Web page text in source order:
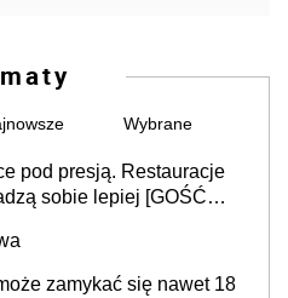
Wybrane
pod presją. Restauracje
sobie lepiej [GOŚĆ
zamykać się nawet 18